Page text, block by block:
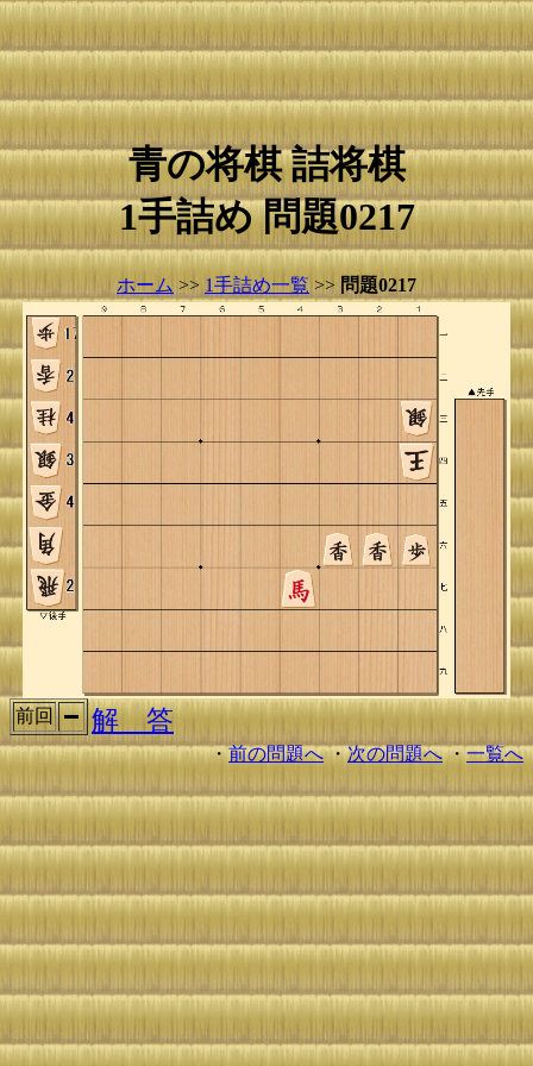
青の将棋 詰将棋
1手詰め 問題0217
ホーム >> 1手詰め一覧 >> 問題0217
前回 解 答
・前の問題へ・次の問題へ・一覧へ